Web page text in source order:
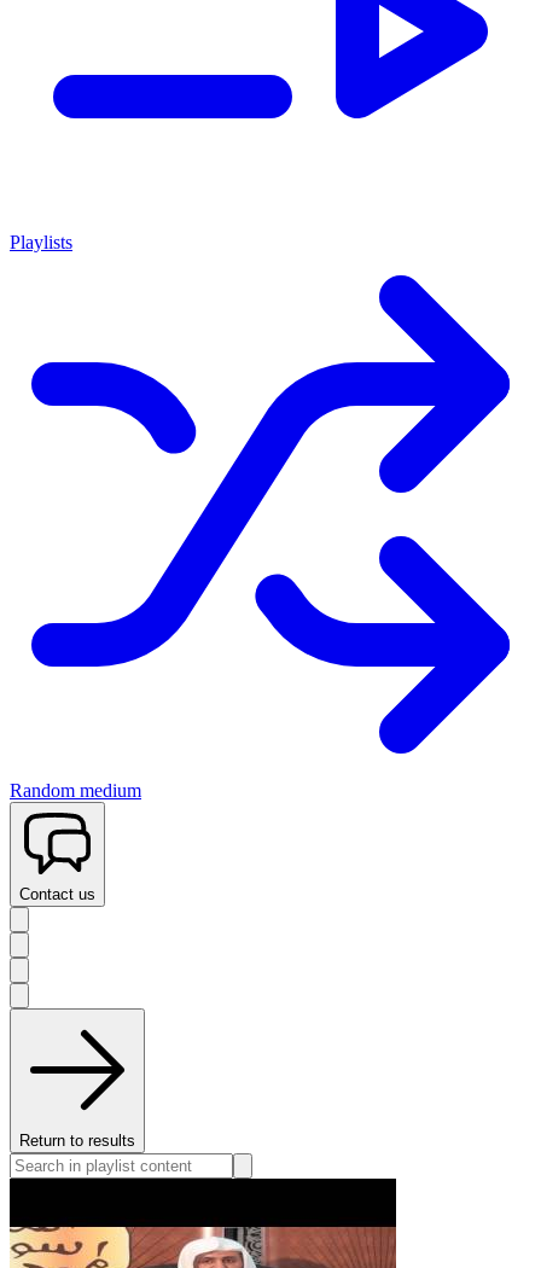
Playlists
Random medium
Contact us
Return to results